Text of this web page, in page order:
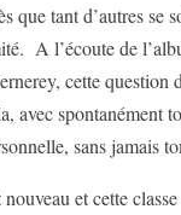
que tant d’autres se
A l’écoute de
cette
avec spontanément
sans jamais
et cette